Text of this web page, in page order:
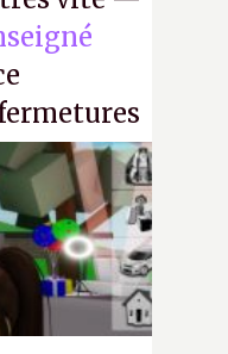
essorer